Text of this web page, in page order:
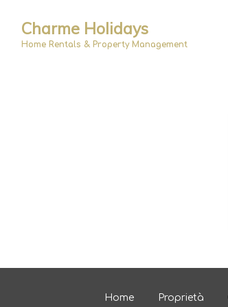
Charme Holidays
Home Rentals & Property Management
Home Proprietà